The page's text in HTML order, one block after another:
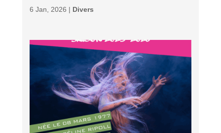
6 Jan, 2026 | Divers